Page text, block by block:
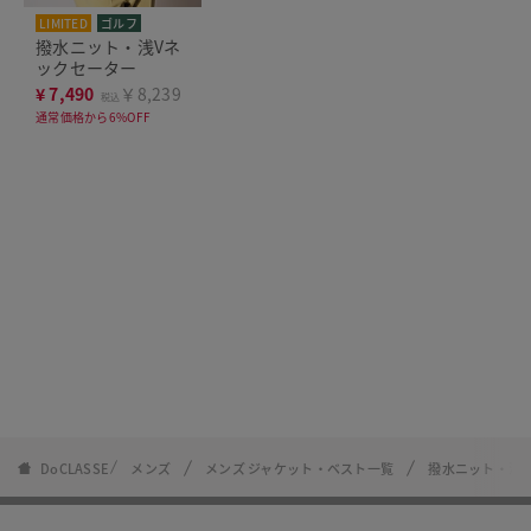
LIMITED ゴルフ
撥水ニット・浅Vネ
ックセーター
¥7,490 税込 ￥8,239
通常価格から6%OFF
DoCLASSE メンズ メンズ ジャケット・ベスト一覧 撥水ニット・浅